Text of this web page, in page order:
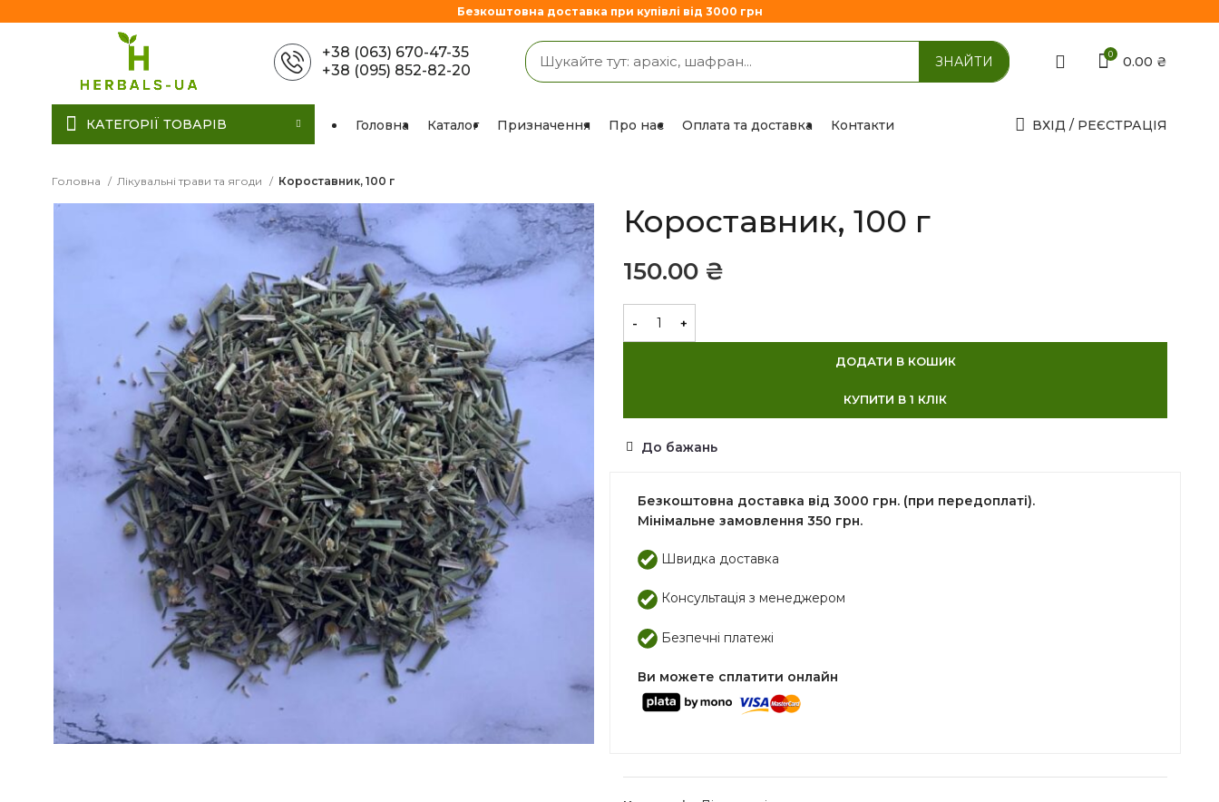
+38 (063) 670-47-35
+38 (095) 852-82-20
0 0.00 ₴
КАТЕГОРІЇ ТОВАРІВ Головна Каталог Призначення Про нас Оплата та доставка Контакти ВХІД / РЕЄСТРАЦІЯ
Головна Лікувальні трави та ягоди Короставник, 100 г
Короставник, 100 г
₴
ДОДАТИ В КОШИК
КУПИТИ В 1 КЛІК
Безкоштовна доставка від 3000 грн. (при передоплаті).
Мінімальне замовлення 350 грн.
Швидка доставка
Консультація з менеджером
Безпечні платежі
Ви можете сплатити онлайн
До бажань
Безкоштовна доставка при купівлі від 3000 грн